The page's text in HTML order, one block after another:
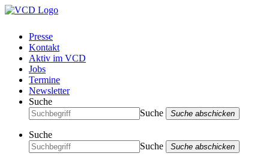
Presse
Kontakt
Aktiv im VCD
Jobs
Termine
Newsletter
Suche
Suche
Suche abschicken
Suche
Suche
Suche abschicken